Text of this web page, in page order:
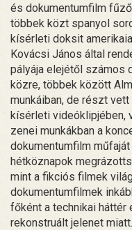
és dokumentumfilm
többek közt spanyol
kísérleti doksit
Kovácsi János által
pályája elejétől számos
közre, többek között
munkáiban, de részt vett
kísérleti videóklipjében,
zenei munkákban a
dokumentumfilm
hétköznapok
mint a fikciós filmek
dokumentumfilmek
főként a technikai
rekonstruált jelenet miatt.